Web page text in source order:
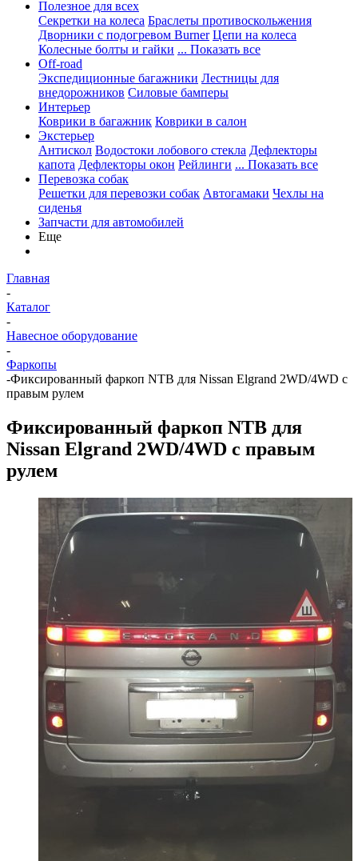
Полезное для всех
Секретки на колеса Браслеты противоскольжения
Дворники с подогревом Burner Цепи на колеса
Колесные болты и гайки ... Показать все
Off-road
Экспедиционные багажники Лестницы для
внедорожников Силовые бамперы
Интерьер
Коврики в багажник Коврики в салон
Экстерьер
Антискол Водостоки лобового стекла Дефлекторы
капота Дефлекторы окон Рейлинги ... Показать все
Перевозка собак
Решетки для перевозки собак Автогамаки Чехлы на
сиденья
Запчасти для автомобилей
Еще
Главная
-
Каталог
-
Навесное оборудование
-
Фаркопы
-Фиксированный фаркоп NTB для Nissan Elgrand 2WD/4WD с
правым рулем
Фиксированный фаркоп NTB для
Nissan Elgrand 2WD/4WD с правым
рулем